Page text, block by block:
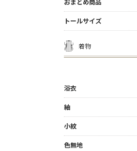
トールサイズ
着物
浴衣
紬
小紋
色無地